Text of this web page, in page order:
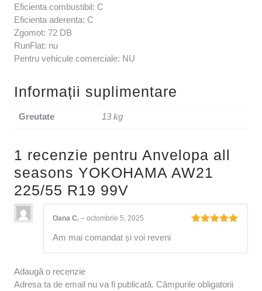
Eficienta combustibil: C
Eficienta aderenta: C
Zgomot: 72 DB
RunFlat: nu
Pentru vehicule comerciale: NU
Informații suplimentare
Greutate 13 kg
1 recenzie pentru Anvelopa all
seasons YOKOHAMA AW21
225/55 R19 99V
Oana C. – octombrie 5, 2025
Am mai comandat și voi reveni
Adaugă o recenzie
Adresa ta de email nu va fi publicată. Câmpurile obligatorii